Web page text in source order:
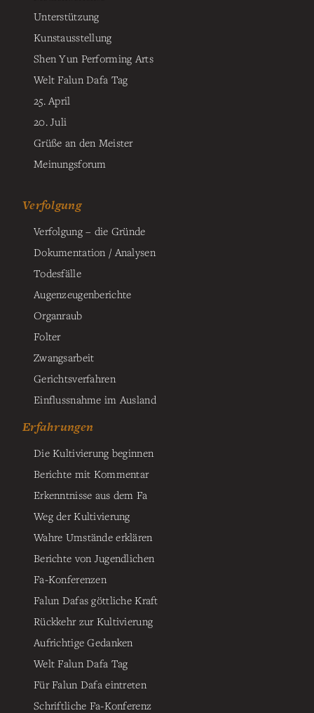
Unterstützung
Kunstausstellung
Shen Yun Performing Arts
Welt Falun Dafa Tag
25. April
20. Juli
Grüße an den Meister
Meinungsforum
Verfolgung
Verfolgung – die Gründe
Dokumentation / Analysen
Todesfälle
Augenzeugenberichte
Organraub
Folter
Zwangsarbeit
Gerichtsverfahren
Einflussnahme im Ausland
Erfahrungen
Die Kultivierung beginnen
Berichte mit Kommentar
Erkenntnisse aus dem Fa
Weg der Kultivierung
Wahre Umstände erklären
Berichte von Jugendlichen
Fa-Konferenzen
Falun Dafas göttliche Kraft
Rückkehr zur Kultivierung
Aufrichtige Gedanken
Welt Falun Dafa Tag
Für Falun Dafa eintreten
Schriftliche Fa-Konferenz